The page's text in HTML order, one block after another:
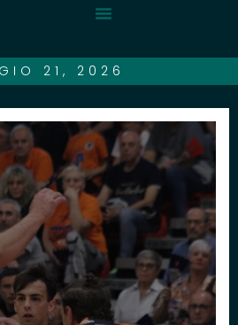
21, 2026